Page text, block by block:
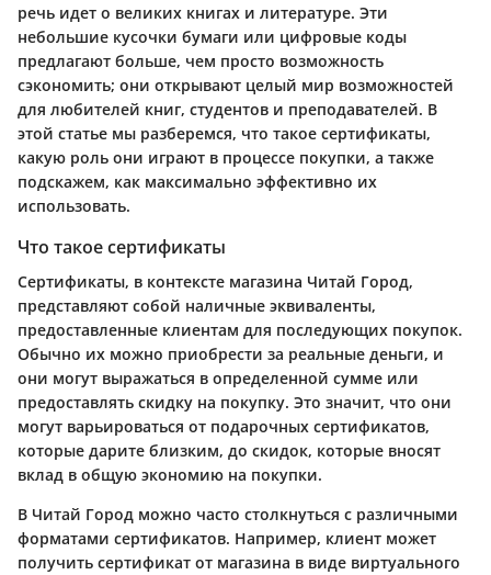
речь идет о великих книгах и литературе. Эти
небольшие кусочки бумаги или цифровые коды
предлагают больше, чем просто возможность
сэкономить; они открывают целый мир возможностей
для любителей книг, студентов и преподавателей. В
этой статье мы разберемся, что такое сертификаты,
какую роль они играют в процессе покупки, а также
подскажем, как максимально эффективно их
использовать.
Что такое сертификаты
Сертификаты, в контексте магазина Читай Город,
представляют собой наличные эквиваленты,
предоставленные клиентам для последующих покупок.
Обычно их можно приобрести за реальные деньги, и
они могут выражаться в определенной сумме или
предоставлять скидку на покупку. Это значит, что они
могут варьироваться от подарочных сертификатов,
которые дарите близким, до скидок, которые вносят
вклад в общую экономию на покупки.
В Читай Город можно часто столкнуться с различными
форматами сертификатов. Например, клиент может
получить сертификат от магазина в виде виртуального